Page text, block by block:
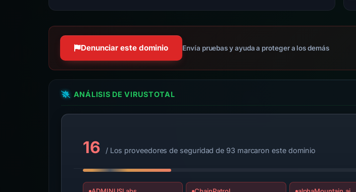
Denunciar este dominio Envía pruebas y ayuda a proteger a los demás
ANÁLISIS DE VIRUSTOTAL
16 / Los proveedores de seguridad de 93 marcaron este dominio